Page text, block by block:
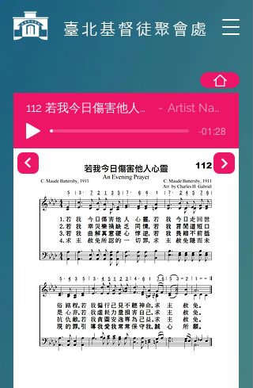
​臺北基督徒聚會處
112 若我今日傷害他人心靈 Artist Name
-01:28